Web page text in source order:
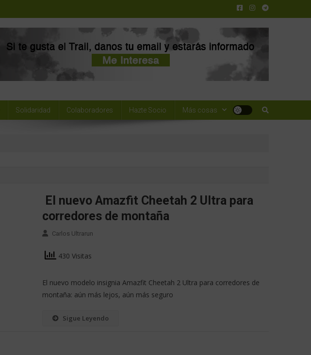
Solidaridad Colaboradores Hazte Socio Más cosas
El nuevo Amazfit Cheetah 2 Ultra para
corredores de montaña
Carlos Ultrarun
430 Visitas
El nuevo modelo insignia Amazfit Cheetah 2 Ultra para corredores de
montaña: aún más lejos, aún más seguro
Sigue Leyendo